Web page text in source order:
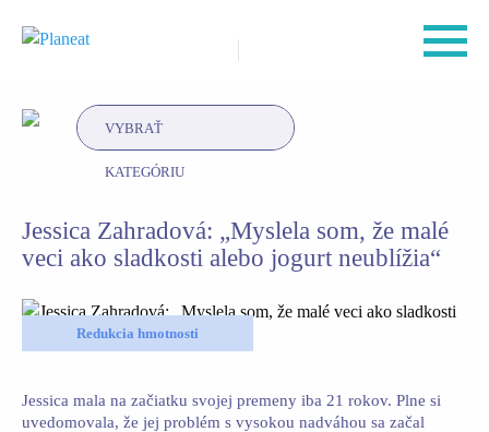
VYBRAŤ
KATEGÓRIU
Jessica Zahradová: „Myslela som, že malé
veci ako sladkosti alebo jogurt neublížia“
Redukcia hmotnosti
Jessica mala na začiatku svojej premeny iba 21 rokov. Plne si
uvedomovala, že jej problém s vysokou nadváhou sa začal